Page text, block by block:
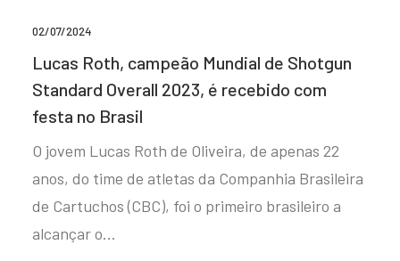
02/07/2024
Lucas Roth, campeão Mundial de Shotgun
Standard Overall 2023, é recebido com
festa no Brasil
O jovem Lucas Roth de Oliveira, de apenas 22
anos, do time de atletas da Companhia Brasileira
de Cartuchos (CBC), foi o primeiro brasileiro a
alcançar o…